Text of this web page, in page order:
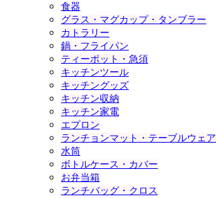
食器
グラス・マグカップ・タンブラー
カトラリー
鍋・フライパン
ティーポット・急須
キッチンツール
キッチングッズ
キッチン収納
キッチン家電
エプロン
ランチョンマット・テーブルウェア
水筒
ボトルケース・カバー
お弁当箱
ランチバッグ・クロス